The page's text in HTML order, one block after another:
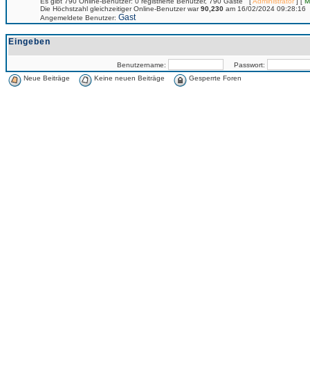
Die Höchstzahl gleichzeitiger Online-Benutzer war90,230 am 16/02/2024 09:28:16
Angemeldete Benutzer: Gast
Eingeben
Benutzername:
Passwort:
Neue Beiträge
Keine neuen Beiträge Gesperrte Foren